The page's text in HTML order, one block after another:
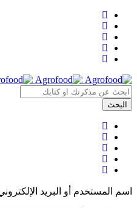
اسم المستخدم أو البريد